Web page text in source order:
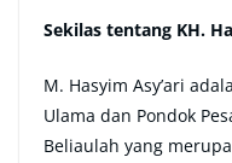
Sekilas tentang KH.
M. Hasyim Asy’ari
Ulama dan Pondok
Beliaulah yang